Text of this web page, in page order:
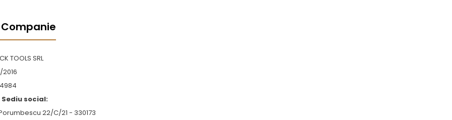
TOOLS SRL
social:
22/C/21 - 330173